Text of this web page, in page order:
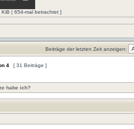
| 654-mal betrachtet ]
Beiträge der letzten Zeit anzeigen:
4 [ 31 Beiträge ]
habe ich?